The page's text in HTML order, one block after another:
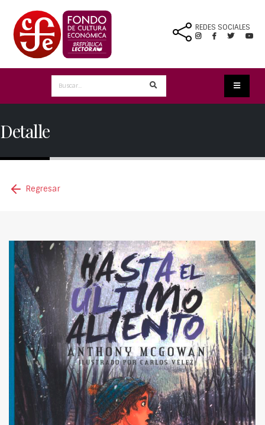
REDES SOCIALES
Detalle
Regresar